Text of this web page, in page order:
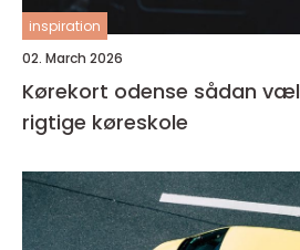
inspiration
02. March 2026
Kørekort odense sådan vælger du den
rigtige køreskole